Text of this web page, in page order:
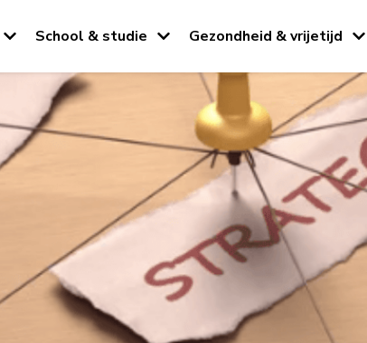
School & studie Gezondheid & vrijetijd